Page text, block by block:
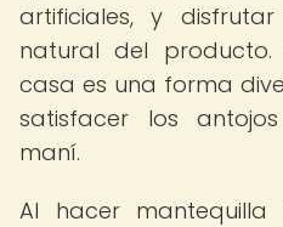
artificiales, y
natural del producto.
casa es una forma
satisfacer los
maní.
Al hacer